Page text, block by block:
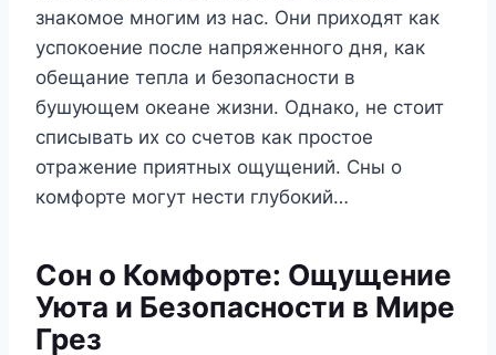
знакомое многим из нас. Они приходят как
успокоение после напряженного дня, как
обещание тепла и безопасности в
бушующем океане жизни. Однако, не стоит
списывать их со счетов как простое
отражение приятных ощущений. Сны о
комфорте могут нести глубокий…
Сон о Комфорте: Ощущение
Уюта и Безопасности в Мире
Грез